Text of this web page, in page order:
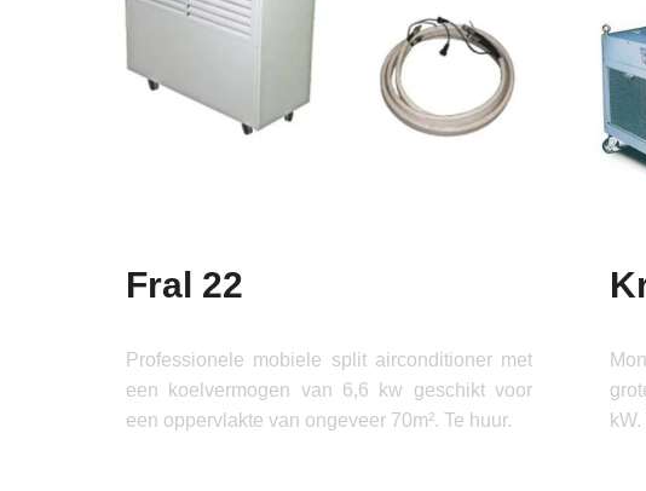
Fral 22
Professionele mobiele split airconditioner met
een koelvermogen van 6,6 kw geschikt voor
een oppervlakte van ongeveer 70m². Te huur.
kW.